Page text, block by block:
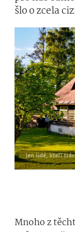
šlo o zcela
Mnoho z